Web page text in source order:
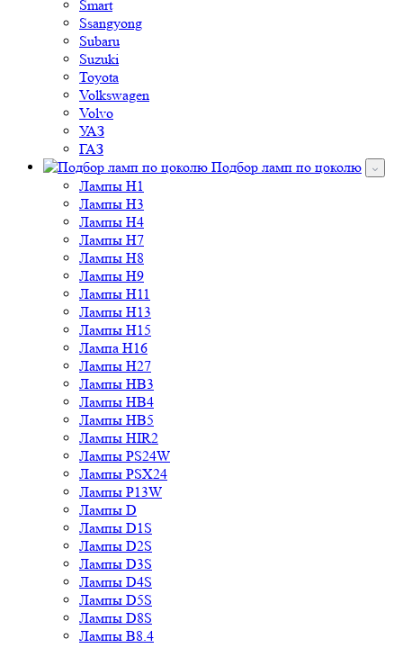
Smart
Ssangyong
Subaru
Suzuki
Toyota
Volkswagen
Volvo
УАЗ
ГАЗ
Подбор ламп по цоколю
Лампы H1
Лампы H3
Лампы H4
Лампы H7
Лампы H8
Лампы H9
Лампы H11
Лампы H13
Лампы H15
Лампа H16
Лампы H27
Лампы HB3
Лампы HB4
Лампы HB5
Лампы HIR2
Лампы PS24W
Лампы PSX24
Лампы P13W
Лампы D
Лампы D1S
Лампы D2S
Лампы D3S
Лампы D4S
Лампы D5S
Лампы D8S
Лампы B8.4